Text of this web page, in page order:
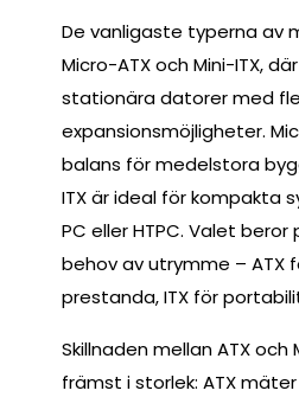
De vanligaste typerna av
Micro-ATX och Mini-ITX,
stationära datorer med
expansionsmöjligheter.
balans för medelstora
ITX är ideal för kompakta
PC eller HTPC. Valet
behov av utrymme – ATX
prestanda, ITX för
Skillnaden mellan ATX och
främst i storlek: ATX